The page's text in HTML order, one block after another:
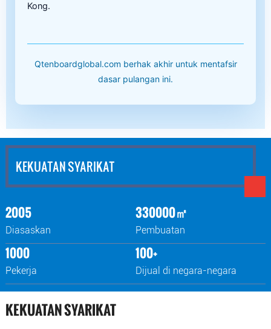
Kong.
Qtenboardglobal.com berhak akhir untuk mentafsir
dasar pulangan ini.
KEKUATAN SYARIKAT
2005
Diasaskan
330000㎡
Pembuatan
1000
Pekerja
100+
Dijual di negara-negara
KEKUATAN SYARIKAT